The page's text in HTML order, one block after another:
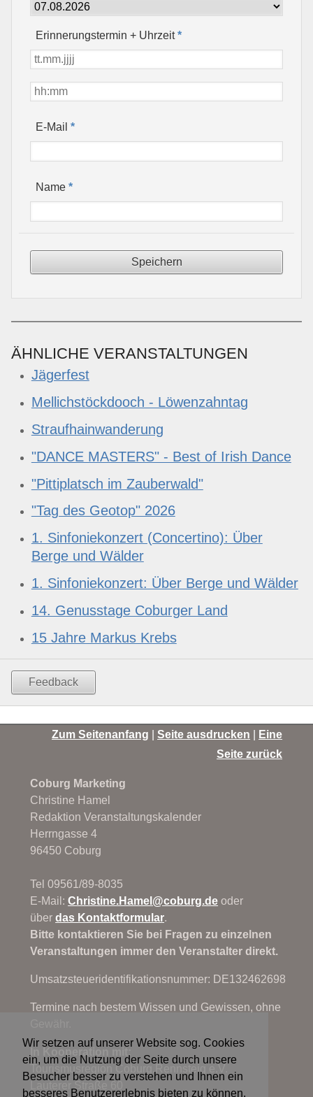
Wir setzen auf unserer Website sog. Cookies
ein, um die Nutzung der Seite durch unsere
Besucher besser zu verstehen und Ihnen ein
besseres Benutzererlebnis bieten zu können.
Erinnerungstermin + Uhrzeit*
E-Mail*
Name*
ÄHNLICHE VERANSTALTUNGEN
Jägerfest
Mellichstöckdooch - Löwenzahntag
Straufhainwanderung
"DANCE MASTERS" - Best of Irish Dance
"Pittiplatsch im Zauberwald"
"Tag des Geotop" 2026
1. Sinfoniekonzert (Concertino): Über
Berge und Wälder
1. Sinfoniekonzert: Über Berge und Wälder
14. Genusstage Coburger Land
15 Jahre Markus Krebs
Feedback
Zum Seitenanfang |Seite ausdrucken
Eine
Seite zurück
Coburg Marketing
Christine Hamel
Redaktion Veranstaltungskalender
Herrngasse 4
96450 Coburg
Tel 09561/89-8035
E-Mail:Christine.Hamel@coburg.de oder
überdas Kontaktformular.
Bitte kontaktieren Sie bei Fragen zu einzelnen
Veranstaltungen immer den Veranstalter direkt.
Umsatzsteueridentifikationsnummer: DE132462698
Termine nach bestem Wissen und Gewissen, ohne
Tourismusregion Coburg.Rennsteig e.V.